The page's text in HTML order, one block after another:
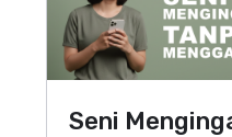
Seni